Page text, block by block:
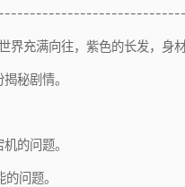
界充满向往，紫色的长发，身
秘剧情。
的问题。
问题。